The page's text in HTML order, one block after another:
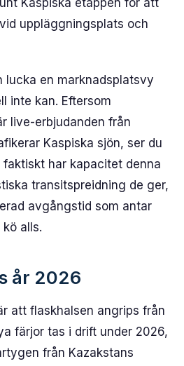
Kaspiska etappen för att
uppläggningsplats och
lucka en marknadsplatsvy
inte kan. Eftersom
live-erbjudanden från
Kaspiska sjön, ser du
har kapacitet denna
transitspreidning de ger,
avgångstid som antar
alls.
år 2026
att flaskhalsen angrips från
färjor tas i drift under 2026,
från Kazakstans